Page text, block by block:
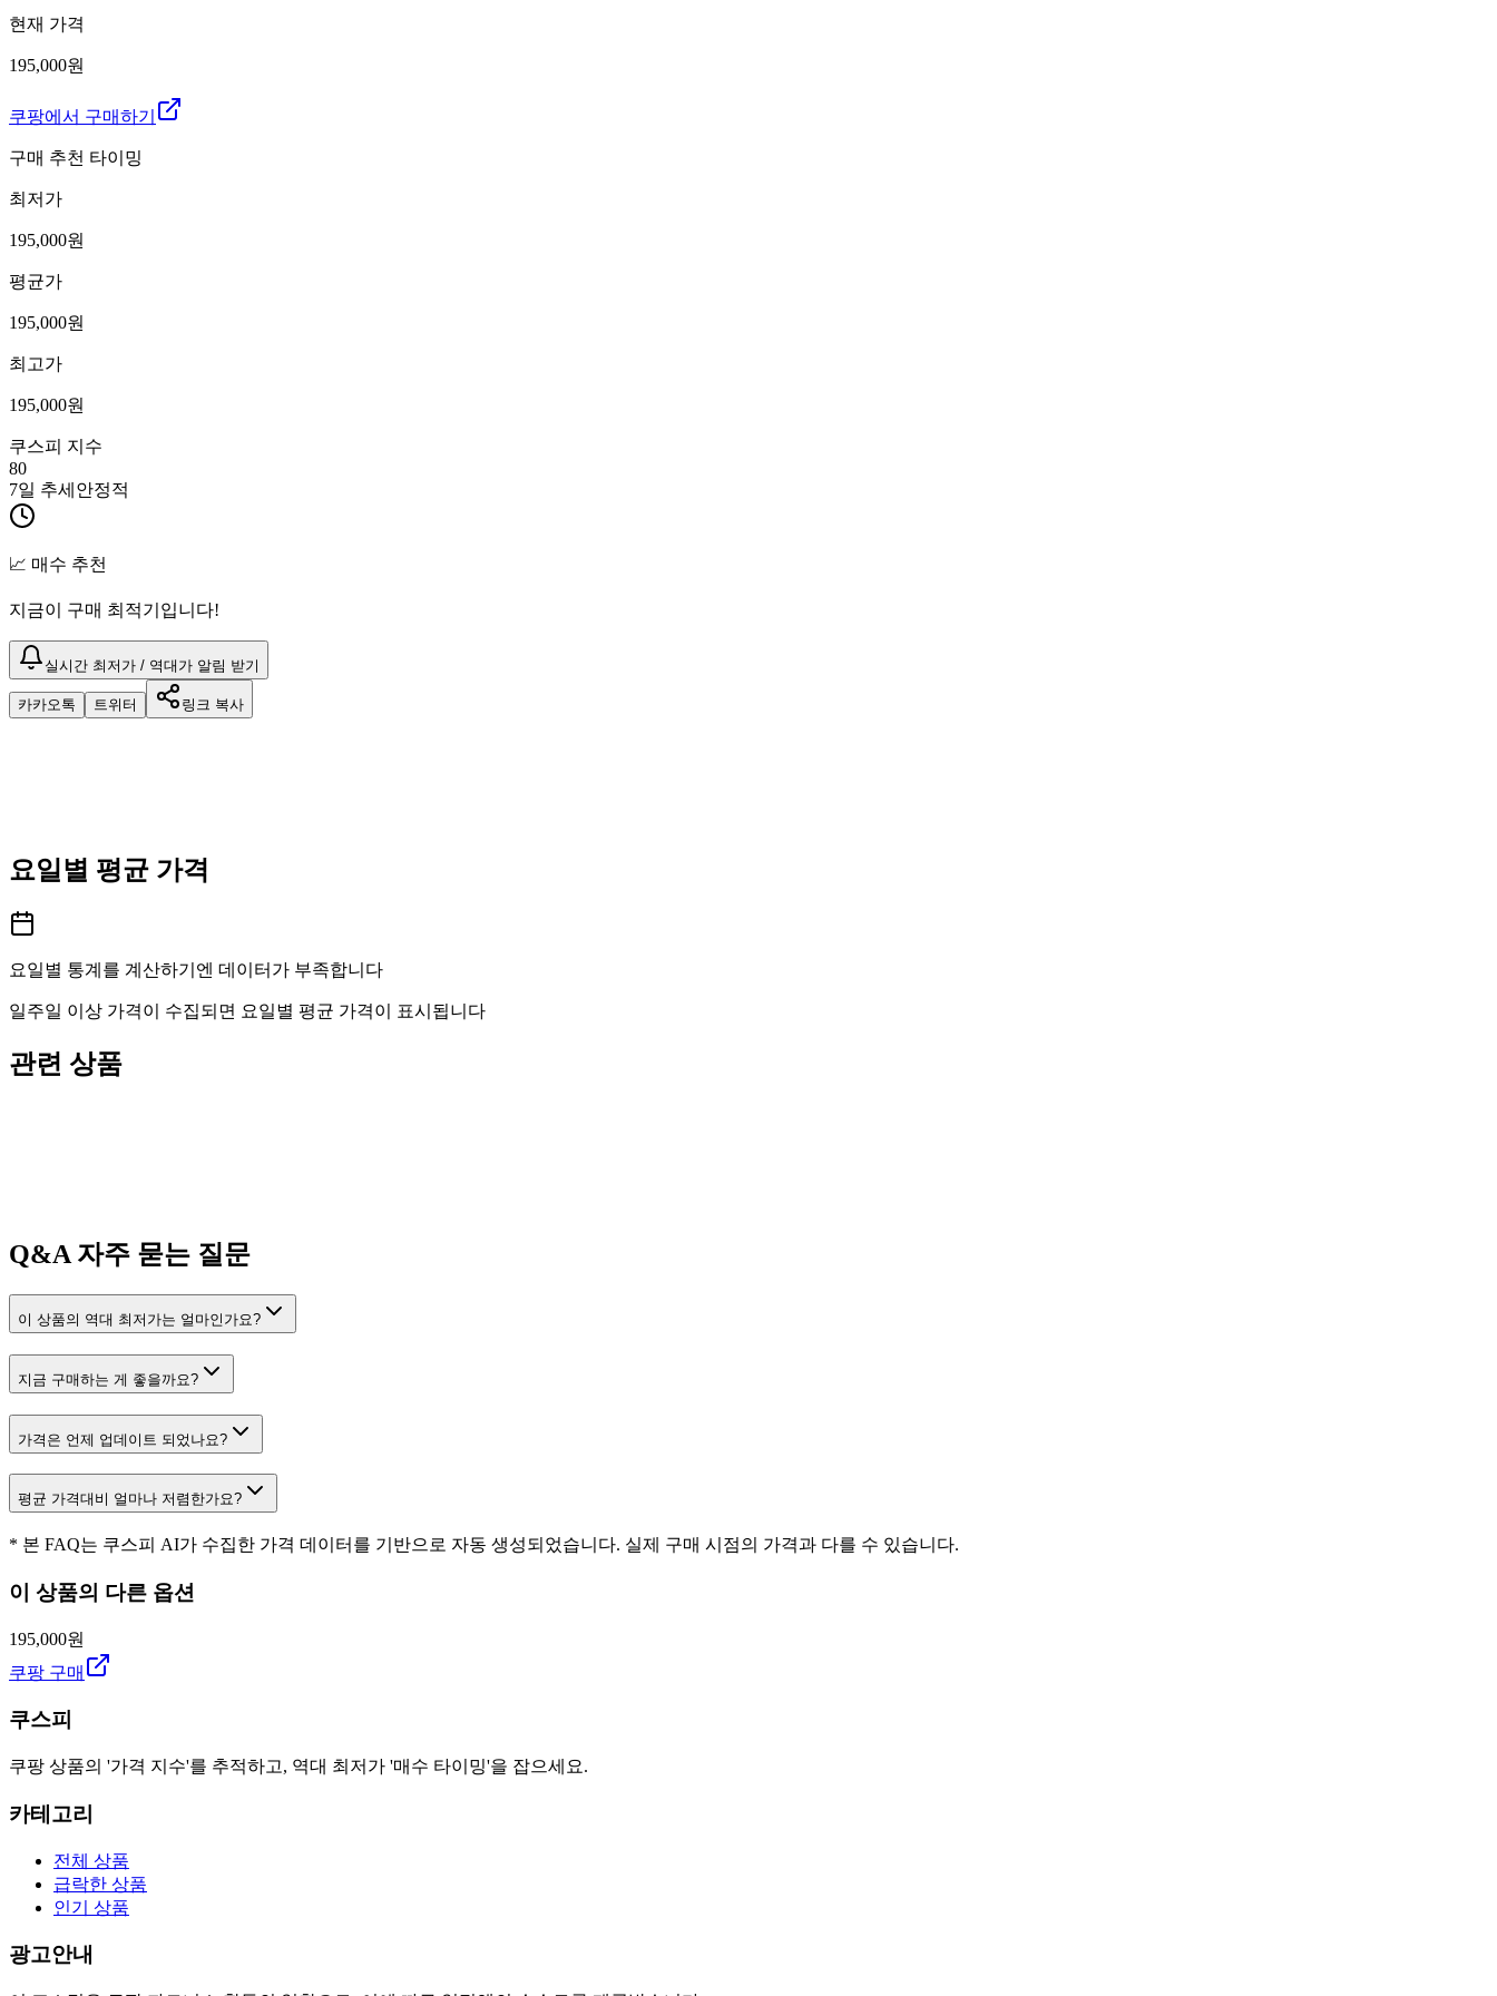
현재 가격
195,000원
쿠팡에서 구매하기
구매 추천 타이밍
최저가
195,000원
평균가
195,000원
최고가
195,000원
쿠스피 지수
80
7일 추세 안정적
📈 매수 추천
지금이 구매 최적기입니다!
실시간 최저가 / 역대가 알림 받기
카카오톡 트위터 링크 복사
요일별 평균 가격
요일별 통계를 계산하기엔 데이터가 부족합니다
일주일 이상 가격이 수집되면 요일별 평균 가격이 표시됩니다
관련 상품
Q&A자주 묻는 질문
이 상품의 역대 최저가는 얼마인가요?
지금 구매하는 게 좋을까요?
가격은 언제 업데이트 되었나요?
평균 가격대비 얼마나 저렴한가요?
* 본 FAQ는 쿠스피 AI가 수집한 가격 데이터를 기반으로 자동 생성되었습니다. 실제 구매 시점의 가격과 다를 수 있습니다.
이 상품의 다른 옵션
195,000원
쿠팡 구매
쿠스피
쿠팡 상품의 '가격 지수'를 추적하고, 역대 최저가 '매수 타이밍'을 잡으세요.
카테고리
전체 상품
급락한 상품
인기 상품
광고안내